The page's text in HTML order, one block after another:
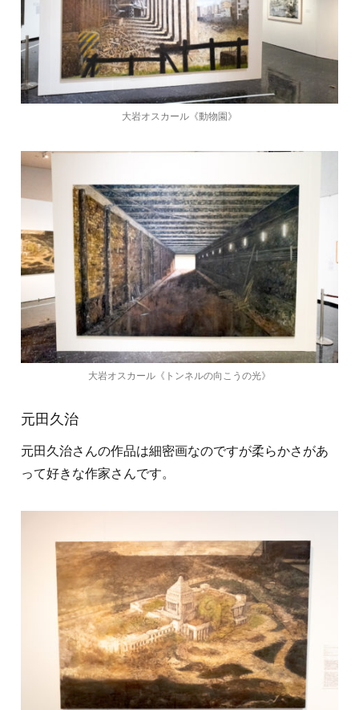
大岩オスカール《動物園》
大岩オスカール《トンネルの向こうの光》
元田久治
元田久治さんの作品は細密画なのですが柔らかさがあ
って好きな作家さんです。